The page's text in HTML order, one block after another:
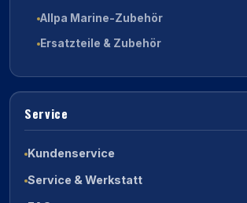
Allpa Marine-Zubehör
Ersatzteile & Zubehör
Service
Kundenservice
Service & Werkstatt